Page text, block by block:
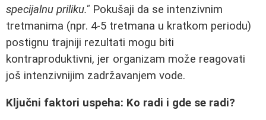
specijalnu priliku." Pokušaji da se intenzivnim
tretmanima (npr. 4-5 tretmana u kratkom periodu)
postignu trajniji rezultati mogu biti
kontraproduktivni, jer organizam može reagovati
još intenzivnijim zadržavanjem vode.
Ključni faktori uspeha: Ko radi i gde se radi?